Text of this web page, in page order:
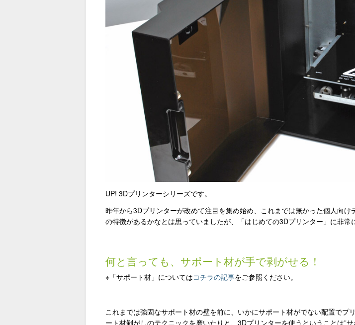
UP! 3Dプリンターシリーズです。
昨年から3Dプリンターが改めて注目を集め始め、これまでは無かった個人向
の特徴があるかなとは思っていましたが、「はじめての3Dプリンター」に非常
何と言っても、サポート材が手で剥がせる！
※「サポート材」についてはコチラの記事をご参照ください。
これまでは強固なサポート材の壁を前に、いかにサポート材がでない配置で
ート材剝がしのテクニックを磨いたりと、3Dプリンターを使うということは”